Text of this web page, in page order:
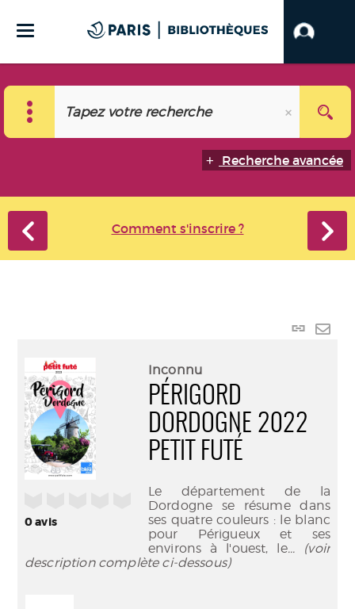
Recherche avancée
Comment s'inscrire ?
Lien
0avis
Inconnu
PÉRIGORD
DORDOGNE 2022
PETIT FUTÉ
Le département de la
Dordogne se résume dans
ses quatre couleurs : le blanc
pour Périgueux et ses
environs à l'ouest, le... (voir
description complète ci-dessous)